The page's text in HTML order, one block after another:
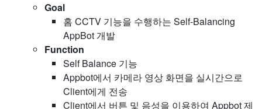
Goal
홈 CCTV 기능을 수행하는 Self-Balancing
AppBot 개발
Function
Self Balance 기능
Appbot에서 카메라 영상 화면을 실시간으로
Client에게 전송
Client에서 버튼 및 음성을 이용하여 Appbot 제